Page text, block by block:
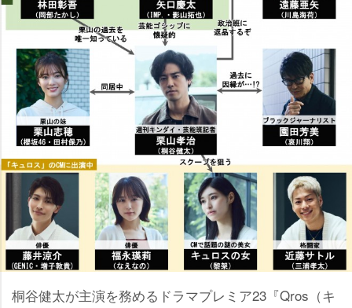
桐谷健太が主演を務めるドラマプレミア23『Qros（キ